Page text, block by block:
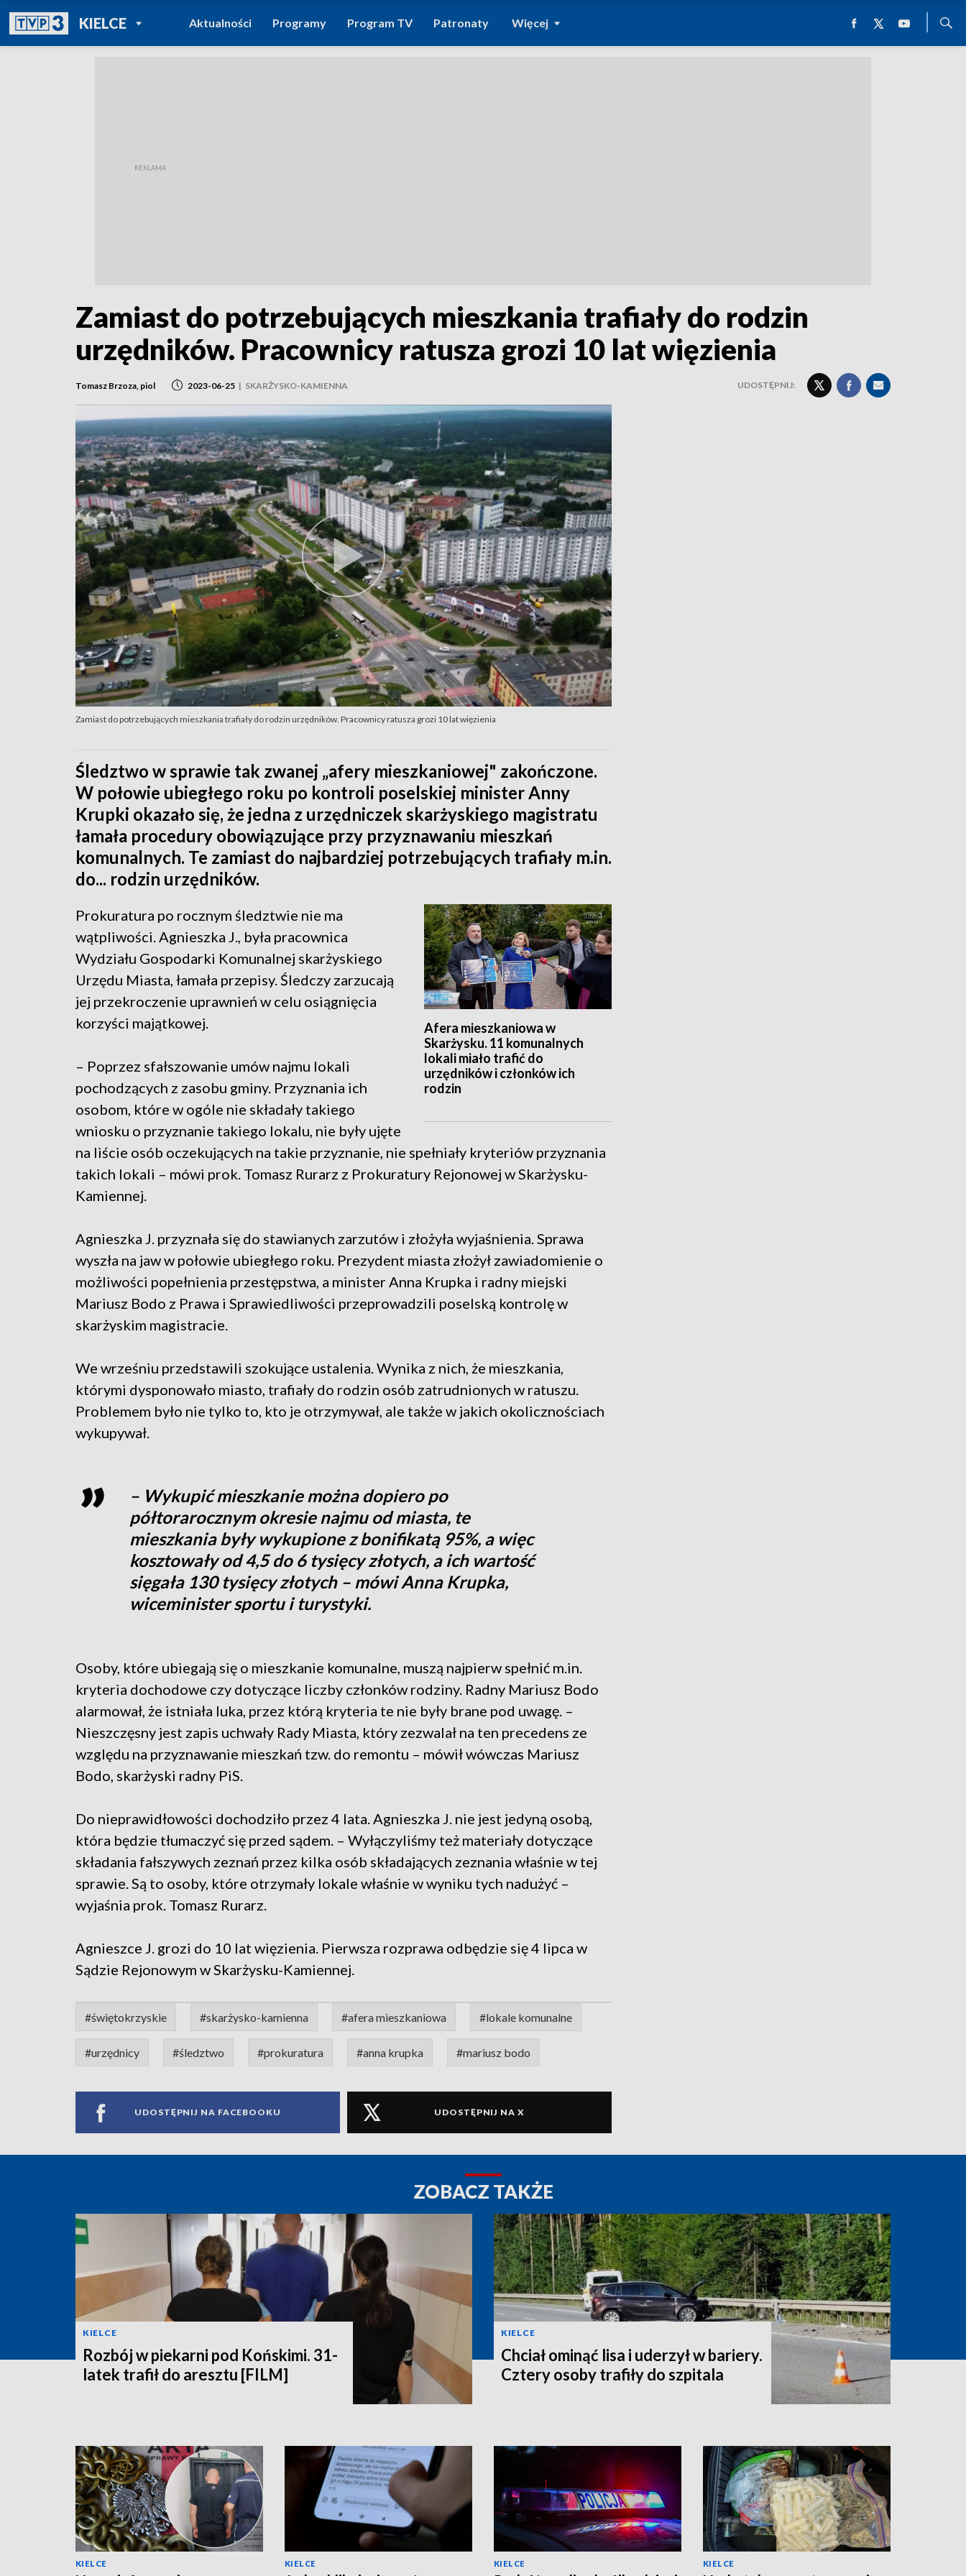
KIELCEPOWRÓT DO
TVP REGIONY
Aktualności Programy Program TV Patronaty Więcej
Zamiast do potrzebujących mieszkania trafiały do rodzin
urzędników. Pracownicy ratusza grozi 10 lat więzienia
Tomasz Brzoza, piol 2023-06-25 | SKARŻYSKO-KAMIENNA UDOSTĘPNIJ:
Zamiast do potrzebujących mieszkania trafiały do rodzin urzędników. Pracownicy ratusza grozi 10 lat więzienia
Śledztwo w sprawie tak zwanej „afery mieszkaniowej" zakończone.
W połowie ubiegłego roku po kontroli poselskiej minister Anny
Krupki okazało się, że jedna z urzędniczek skarżyskiego magistratu
łamała procedury obowiązujące przy przyznawaniu mieszkań
komunalnych. Te zamiast do najbardziej potrzebujących trafiały m.in.
do... rodzin urzędników.
Afera mieszkaniowa w
Skarżysku. 11 komunalnych
lokali miało trafić do
urzędników i członków ich
rodzin
Prokuratura po rocznym śledztwie nie ma
wątpliwości. Agnieszka J., była pracownica
Wydziału Gospodarki Komunalnej skarżyskiego
Urzędu Miasta, łamała przepisy. Śledczy zarzucają
jej przekroczenie uprawnień w celu osiągnięcia
korzyści majątkowej.
– Poprzez sfałszowanie umów najmu lokali
pochodzących z zasobu gminy. Przyznania ich
osobom, które w ogóle nie składały takiego
wniosku o przyznanie takiego lokalu, nie były ujęte
na liście osób oczekujących na takie przyznanie, nie spełniały kryteriów przyznania
takich lokali – mówi prok. Tomasz Rurarz z Prokuratury Rejonowej w Skarżysku-
Kamiennej.
Agnieszka J. przyznała się do stawianych zarzutów i złożyła wyjaśnienia. Sprawa
wyszła na jaw w połowie ubiegłego roku. Prezydent miasta złożył zawiadomienie o
możliwości popełnienia przestępstwa, a minister Anna Krupka i radny miejski
Mariusz Bodo z Prawa i Sprawiedliwości przeprowadzili poselską kontrolę w
skarżyskim magistracie.
We wrześniu przedstawili szokujące ustalenia. Wynika z nich, że mieszkania,
którymi dysponowało miasto, trafiały do rodzin osób zatrudnionych w ratuszu.
Problemem było nie tylko to, kto je otrzymywał, ale także w jakich okolicznościach
wykupywał.
– Wykupić mieszkanie można dopiero po
półtorarocznym okresie najmu od miasta, te
mieszkania były wykupione z bonifikatą 95%, a więc
kosztowały od 4,5 do 6 tysięcy złotych, a ich wartość
sięgała 130 tysięcy złotych – mówi Anna Krupka,
wiceminister sportu i turystyki.
Osoby, które ubiegają się o mieszkanie komunalne, muszą najpierw spełnić m.in.
kryteria dochodowe czy dotyczące liczby członków rodziny. Radny Mariusz Bodo
alarmował, że istniała luka, przez którą kryteria te nie były brane pod uwagę. –
Nieszczęsny jest zapis uchwały Rady Miasta, który zezwalał na ten precedens ze
względu na przyznawanie mieszkań tzw. do remontu – mówił wówczas Mariusz
Bodo, skarżyski radny PiS.
Do nieprawidłowości dochodziło przez 4 lata. Agnieszka J. nie jest jedyną osobą,
która będzie tłumaczyć się przed sądem. – Wyłączyliśmy też materiały dotyczące
składania fałszywych zeznań przez kilka osób składających zeznania właśnie w tej
sprawie. Są to osoby, które otrzymały lokale właśnie w wyniku tych nadużyć –
wyjaśnia prok. Tomasz Rurarz.
Agnieszce J. grozi do 10 lat więzienia. Pierwsza rozprawa odbędzie się 4 lipca w
Sądzie Rejonowym w Skarżysku-Kamiennej.
#świętokrzyskie #skarżysko-kamienna #afera mieszkaniowa #lokale komunalne
#urzędnicy #śledztwo #prokuratura #anna krupka #mariusz bodo
UDOSTĘPNIJ NA FACEBOOKU UDOSTĘPNIJ NA X
ZOBACZ TAKŻE
KIELCE
Rozbój w piekarni pod Końskimi. 31-
latek trafił do aresztu [FILM]
KIELCE
Chciał ominąć lisa i uderzył w bariery.
Cztery osoby trafiły do szpitala
KIELCE KIELCE KIELCE KIELCE